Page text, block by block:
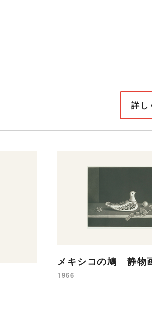
詳し
メキシコの鳩 静物
1966